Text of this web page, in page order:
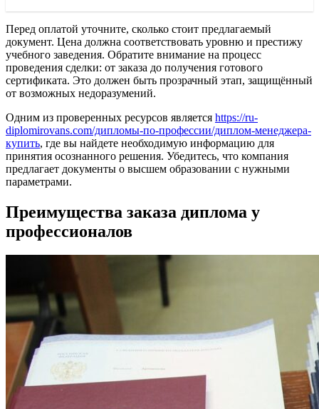
Перед оплатой уточните, сколько стоит предлагаемый
документ. Цена должна соответствовать уровню и престижу
учебного заведения. Обратите внимание на процесс
проведения сделки: от заказа до получения готового
сертификата. Это должен быть прозрачный этап, защищённый
от возможных недоразумений.
Одним из проверенных ресурсов является https://ru-
diplomirovans.com/дипломы-по-профессии/диплом-менеджера-
купить, где вы найдете необходимую информацию для
принятия осознанного решения. Убедитесь, что компания
предлагает документы о высшем образовании с нужными
параметрами.
Преимущества заказа диплома у
профессионалов